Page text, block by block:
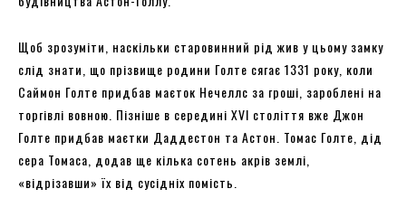
Щоб зрозуміти, наскільки старовинний рід жив у цьому замку
слід знати, що прізвище родини Голте сягає 1331 року, коли
Саймон Голте придбав маєток Нечеллс за гроші, зароблені на
торгівлі вовною. Пізніше в середині XVI століття вже Джон
Голте придбав маєтки Даддестон та Астон. Томас Голте, дід
сера Томаса, додав ще кілька сотень акрів землі,
«відрізавши» їх від сусідніх помість.